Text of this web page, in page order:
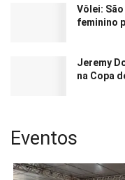
Vôlei:
feminino
Jeremy
na Copa
Eventos